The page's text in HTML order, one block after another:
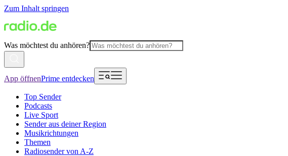
Zum Inhalt springen
Was möchtest du anhören?
App öffnenPrime entdecken
Top Sender
Podcasts
Live Sport
Sender aus deiner Region
Musikrichtungen
Themen
Radiosender von A-Z